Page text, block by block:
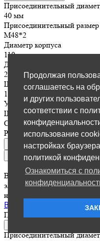
Продолжая
соглашаетесь на
и других
соответствии с
использование
настройках
политикой
Ознакомиться с
Присоединительный
40 мм
Присоединительный
М48*2
Диаметр корпуса
110 мм
Длина вертлюга
290 мм
Ширина шпоночного паза
10 мм
Уплотнение
Шевронные манжеты
Страна производства
Россия
Вертлюги буровые для
электрическими буровыми
на воду
Вертлюг для МГБУ
По запросу
Присоединительный